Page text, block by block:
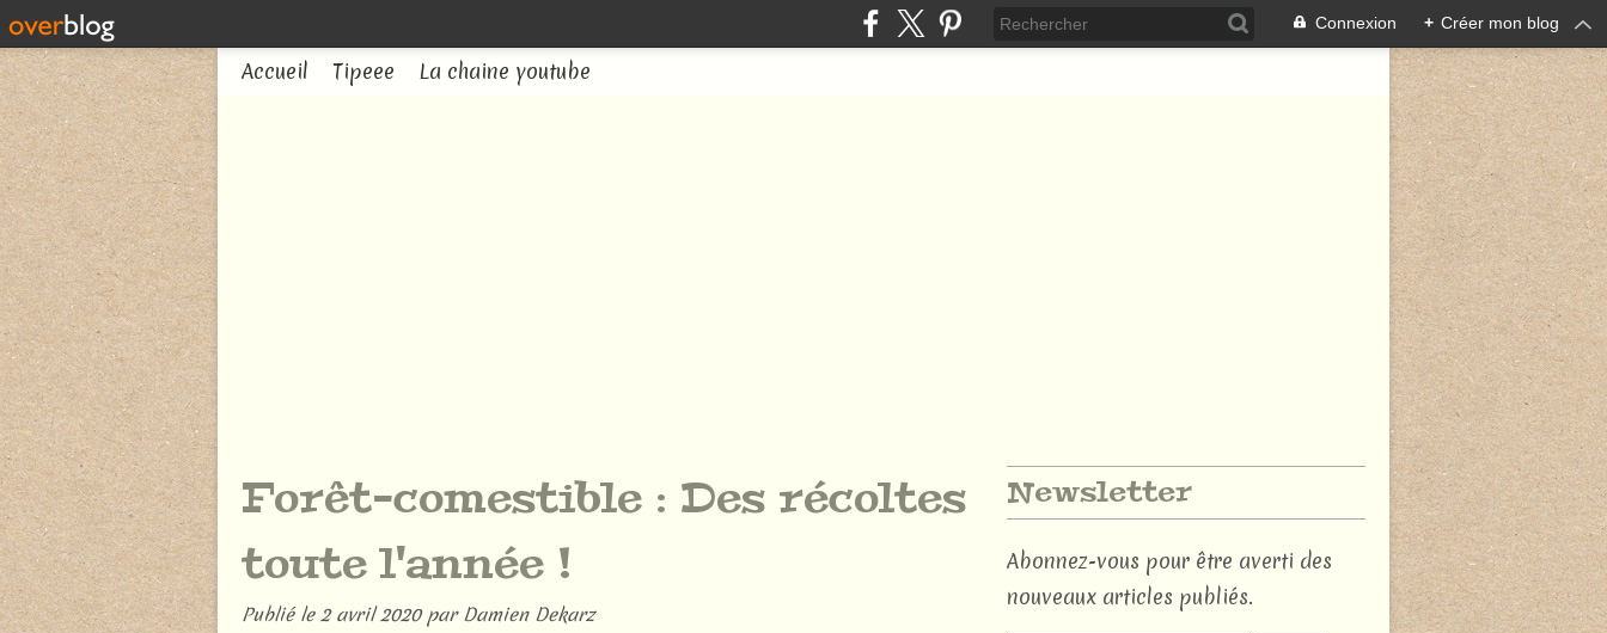
Connexion + Créer mon blog
Accueil Tipeee La chaine youtube
Forêt-comestible : Des récoltes
toute l'année !
Publié le2 avril 2020par Damien Dekarz
Newsletter
Abonnez-vous pour être averti des
nouveaux articles publiés.